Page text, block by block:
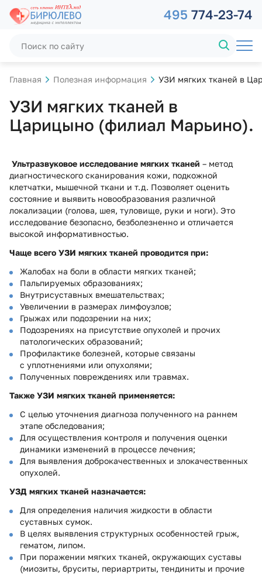
495 774-23-74
Главная Полезная информация УЗИ мягких тканей в
УЗИ мягких тканей в
Царицыно (филиал Марьино).
Ультразвуковое исследование мягких тканей – метод
диагностического сканирования кожи, подкожной
клетчатки, мышечной ткани и т.д. Позволяет оценить
состояние и выявить новообразования различной
локализации (голова, шея, туловище, руки и ноги). Это
исследование безопасно, безболезненно и отличается
высокой информативностью.
Чаще всего УЗИ мягких тканей проводится при:
Жалобах на боли в области мягких тканей;
Пальпируемых образованиях;
Внутрисуставных вмешательствах;
Увеличении в размерах лимфоузлов;
Грыжах или подозрении на них;
Подозрениях на присутствие опухолей и прочих
патологических образований;
Профилактике болезней, которые связаны
с уплотнениями или опухолями;
Полученных повреждениях или травмах.
Также УЗИ мягких тканей применяется:
С целью уточнения диагноза полученного на раннем
этапе обследования;
Для осуществления контроля и получения оценки
динамики изменений в процессе лечения;
Для выявления доброкачественных и злокачественных
опухолей.
УЗД мягких тканей назначается:
Для определения наличия жидкости в области
суставных сумок.
В целях выявления структурных особенностей грыж,
гематом, липом.
При поражении мягких тканей, окружающих суставы
(миозиты, бруситы, периартриты, тендиниты и прочие